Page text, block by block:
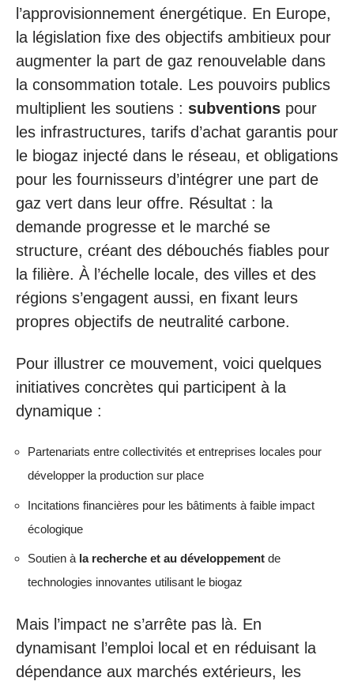
l’approvisionnement énergétique. En Europe,
la législation fixe des objectifs ambitieux pour
augmenter la part de gaz renouvelable dans
la consommation totale. Les pouvoirs publics
multiplient les soutiens : subventions pour
les infrastructures, tarifs d’achat garantis pour
le biogaz injecté dans le réseau, et obligations
pour les fournisseurs d’intégrer une part de
gaz vert dans leur offre. Résultat : la
demande progresse et le marché se
structure, créant des débouchés fiables pour
la filière. À l’échelle locale, des villes et des
régions s’engagent aussi, en fixant leurs
propres objectifs de neutralité carbone.
Pour illustrer ce mouvement, voici quelques
initiatives concrètes qui participent à la
dynamique :
Partenariats entre collectivités et entreprises locales pour
développer la production sur place
Incitations financières pour les bâtiments à faible impact
écologique
Soutien à la recherche et au développement de
technologies innovantes utilisant le biogaz
Mais l’impact ne s’arrête pas là. En
dynamisant l’emploi local et en réduisant la
dépendance aux marchés extérieurs, les